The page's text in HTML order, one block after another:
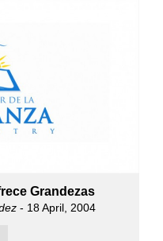
Grandezas
- 18 April, 2004